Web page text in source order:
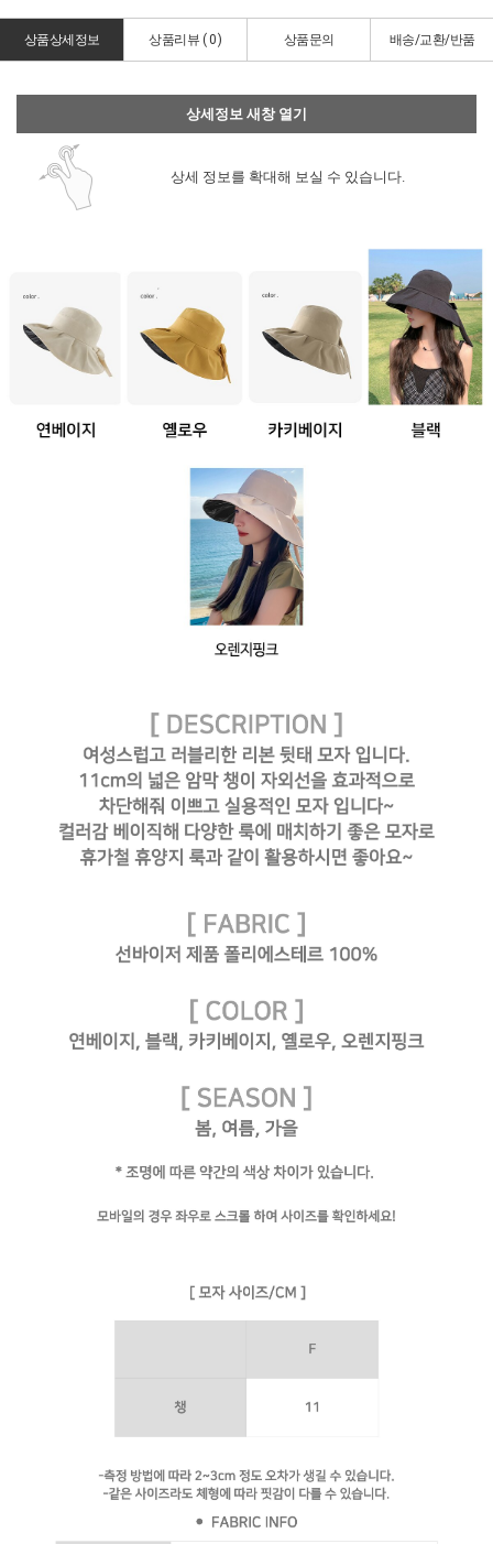
상품상세정보 상품리뷰 (0) 상품문의 배송/교환/반품
상세정보 새창 열기
상세 정보를 확대해 보실 수 있습니다.